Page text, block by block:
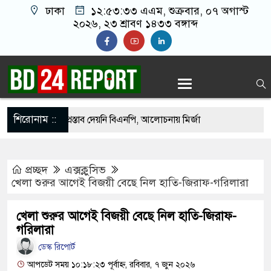
ঢাকা ১২:৫৩:৩৪ এএম, শুক্রবার, ০৭ অগাস্ট ২০২৬,
২৩ শ্রাবণ ১৪৩৩ বঙ্গাব্দ
শিরোনাম ::
ড. ইউনূসকে প্রস্তাব দেয়নি বিএনপি, আলোচনায় মির্জা
সঙ্গে দেশে ফিরতে চান সাকিব
ছাড়াই মার্কিন ঘাঁটিতে নিখুঁত হামলা চালান ইরানি
প্রচ্ছদ
এক্সক্লুসিভ
খেলা শুরুর আগেই বিজয়ী বেছে নিল হাতি-জিরাফ-গরিলারা
খেলা শুরুর আগেই বিজয়ী বেছে নিল হাতি-জিরাফ-
গরিলারা
ডেস্ক রিপোর্ট
আপডেট সময় ১০:১৮:২৩ পূর্বাহ্ন, রবিবার, ৭ জুন ২০২৬